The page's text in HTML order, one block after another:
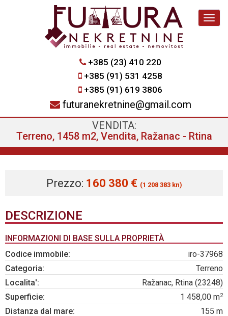
+385 (23) 410 220
+385 (91) 531 4258
+385 (91) 619 3806
futuranekretnine@gmail.com
VENDITA:
Terreno, 1458 m2, Vendita, Ražanac - Rtina
Prezzo: 160 380 € (1 208 383 kn)
DESCRIZIONE
INFORMAZIONI DI BASE SULLA PROPRIETÀ
Codice immobile:
iro-37968
Categoria:
Terreno
Localita':
Ražanac, Rtina (23248)
Superficie:
1 458,00 m2
Distanza dal mare: 155 m